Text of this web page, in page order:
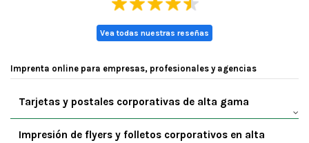
Vea todas nuestras reseñas
Imprenta online para empresas, profesionales y agencias
Tarjetas y postales corporativas de alta gama
Impresión de flyers y folletos corporativos en alta